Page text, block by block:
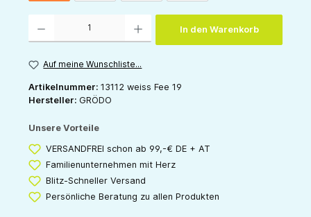
In den Warenkorb
Auf meine Wunschliste...
Artikelnummer: 13112 weiss Fee 19
Hersteller: GRÖDO
Unsere Vorteile
VERSANDFREI schon ab 99,-€ DE + AT
Familienunternehmen mit Herz
Blitz-Schneller Versand
Persönliche Beratung zu allen Produkten